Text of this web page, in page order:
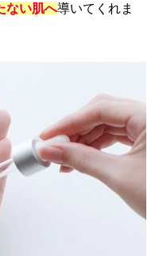
ない肌へ導いてくれま